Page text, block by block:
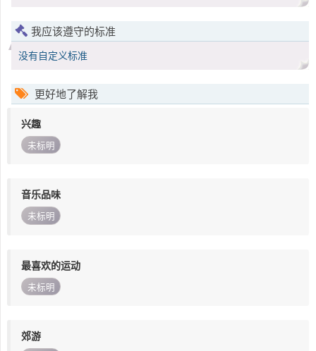
我应该遵守的标准
没有自定义标准
更好地了解我
兴趣
未标明
音乐品味
未标明
最喜欢的运动
未标明
郊游